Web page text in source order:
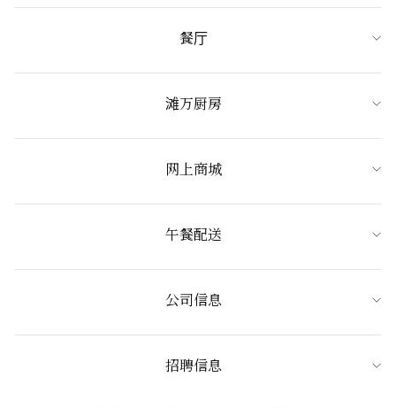
餐厅
滩万厨房
网上商城
午餐配送
公司信息
招聘信息